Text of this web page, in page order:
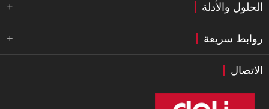
الحلول والأدلة 
روابط سريعة 
الاتصال